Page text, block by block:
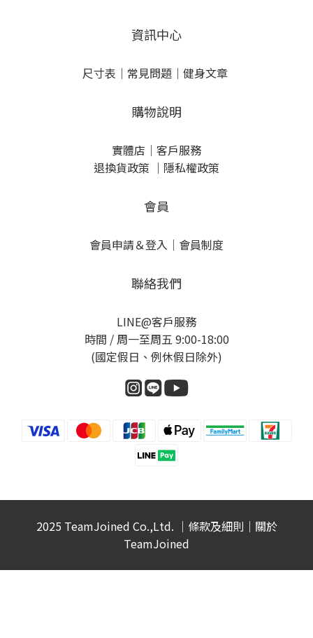
資訊中心
尺寸表 ｜ 常見問題 ｜ 健身文章
購物說明
實體店 ｜ 客戶服務
退換貨政策 ｜ 隱私權政策
會員
會員申請＆登入 ｜ 會員制度
聯絡我們
LINE@客戶服務
時間 / 周一至周五 9:00-18:00
(國定假日、例休假日除外)
2025 TeamJoined Co.,Ltd. ｜ 條款及細則 ｜ 關於
TeamJoined